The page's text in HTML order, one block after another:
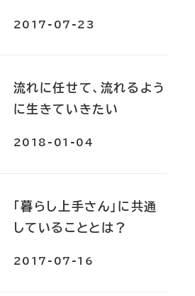
2017-07-23
流れに任せて、流れるよう
に生きていきたい
2018-01-04
「暮らし上手さん」に共通
していることとは？
2017-07-16